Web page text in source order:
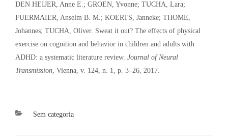
DEN HEIJER, Anne E.; GROEN, Yvonne; TUCHA, Lara;
FUERMAIER, Anselm B. M.; KOERTS, Janneke; THOME,
Johannes; TUCHA, Oliver. Sweat it out? The effects of physical
exercise on cognition and behavior in children and adults with
ADHD: a systematic literature review. Journal of Neural
Transmission, Vienna, v. 124, n. 1, p. 3–26, 2017.
Categorias
Sem categoria